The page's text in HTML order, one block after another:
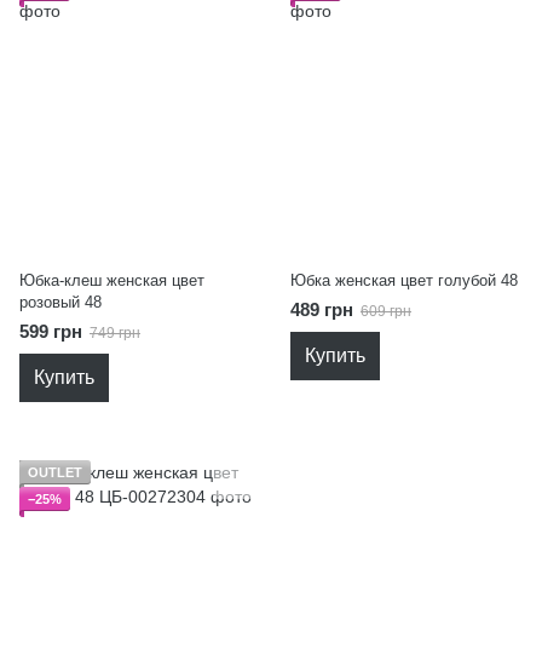
Юбка-клеш женская цвет
розовый 48
599 грн 749 грн
Купить
Юбка женская цвет голубой 48
489 грн 609 грн
Купить
OUTLET
−25%